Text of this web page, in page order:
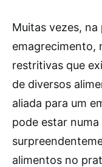
Muitas vezes,
emagrecimento,
restritivas que
de diversos
aliada para um
pode estar
alimentos no